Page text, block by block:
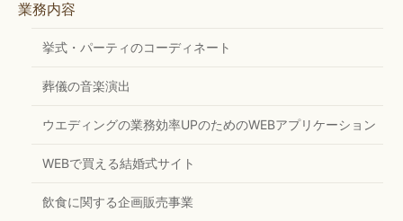
業務内容
挙式・パーティのコーディネート
葬儀の音楽演出
ウエディングの業務効率UPのためのWEBアプリケーション
WEBで買える結婚式サイト
飲食に関する企画販売事業